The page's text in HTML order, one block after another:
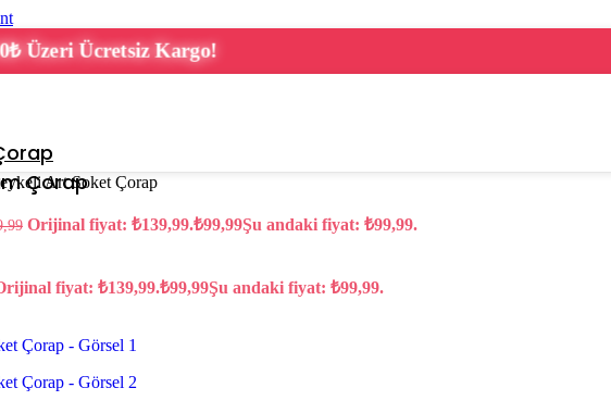
Üzeri Ücretsiz Kargo!
Çorap
Art Soket Çorap
Orijinal fiyat: ₺139,99.₺99,99Şu andaki fiyat: ₺99,99.
fiyat: ₺139,99.₺99,99Şu andaki fiyat: ₺99,99.